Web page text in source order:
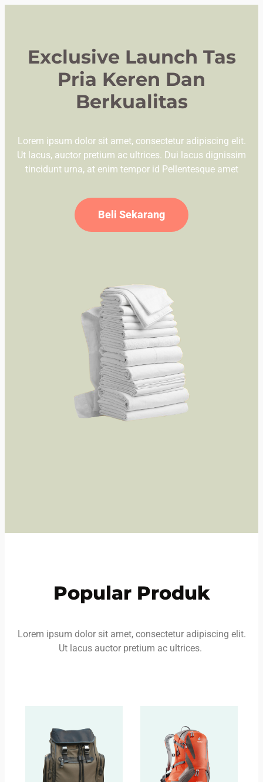
Exclusive Launch Tas
Pria Keren Dan
Berkualitas
Lorem ipsum dolor sit amet, consectetur adipiscing elit.
Ut lacus, auctor pretium ac ultrices. Dui lacus dignissim
tincidunt urna, at enim tempor id Pellentesque amet
Beli Sekarang
Popular Produk
Lorem ipsum dolor sit amet, consectetur adipiscing elit.
Ut lacus auctor pretium ac ultrices.